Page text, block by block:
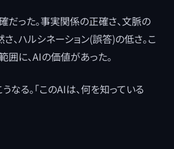
だった。事実関係の正確さ、文脈の
、ハルシネーション(誤答)の低さ。こ
に、AIの価値があった。
なる。「このAIは、何を知っている